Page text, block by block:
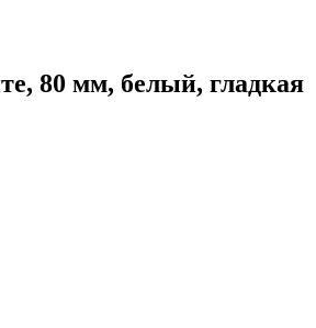
80 мм, белый, гладкая